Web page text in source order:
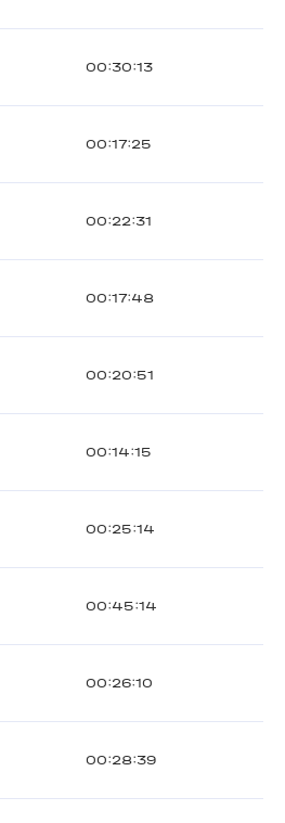
00:30:13
00:17:25
00:22:31
00:17:48
00:20:51
00:14:15
00:25:14
00:45:14
00:26:10
00:28:39